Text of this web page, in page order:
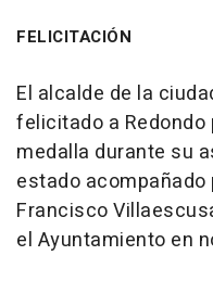
FELICITACIÓN
El alcalde de la
felicitado a
medalla durante su
estado
Francisco
el Ayuntamiento en